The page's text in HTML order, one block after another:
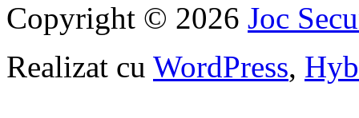
Copyright © 2026 Joc
Realizat cu WordPress,